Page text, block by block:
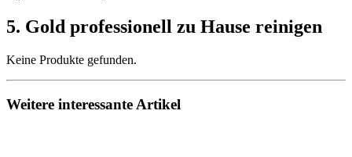
5. Gold professionell zu Hause reinigen
Keine Produkte gefunden.
Weitere interessante Artikel